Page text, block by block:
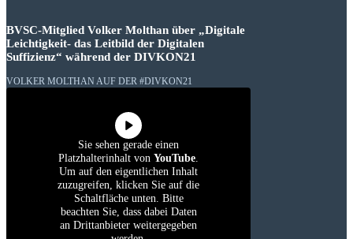
BVSC-Mitglied Volker Molthan über „Digitale
Leichtigkeit- das Leitbild der Digitalen
Suffizienz“ während der DIVKON21
VOLKER MOLTHAN AUF DER #DIVKON21
Sie sehen gerade einen
Platzhalterinhalt von YouTube.
Um auf den eigentlichen Inhalt
zuzugreifen, klicken Sie auf die
Schaltfläche unten. Bitte
beachten Sie, dass dabei Daten
an Drittanbieter weitergegeben